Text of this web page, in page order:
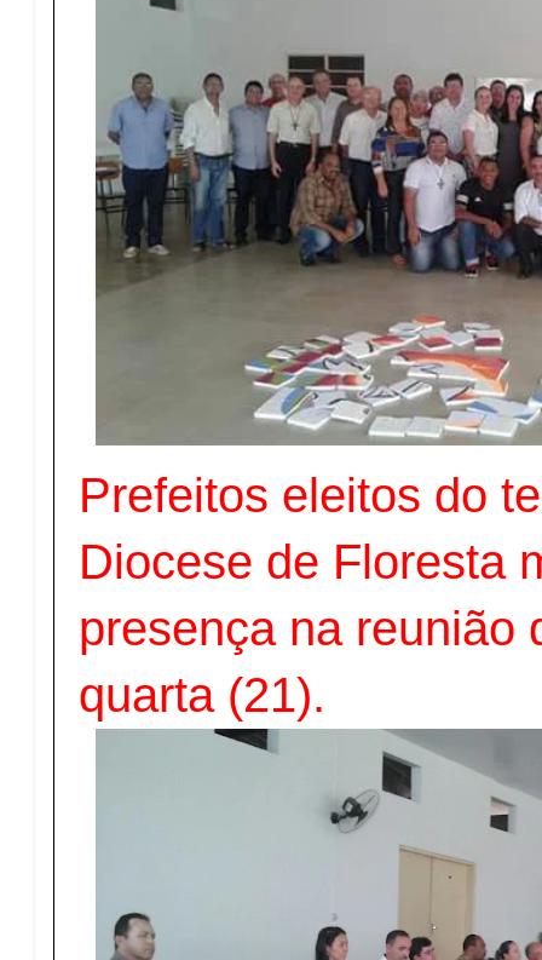
Prefeitos eleitos do
Diocese de Floresta
presença na reunião
quarta (21).